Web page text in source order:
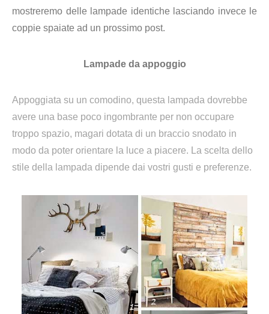
mostreremo delle lampade identiche lasciando invece le
coppie spaiate ad un prossimo post.
Lampade da appoggio
Appoggiata su un comodino, questa lampada dovrebbe
avere una base poco ingombrante per non occupare
troppo spazio, magari dotata di un braccio snodato in
modo da poter orientare la luce a piacere. La scelta dello
stile della lampada dipende dai vostri gusti e preferenze.